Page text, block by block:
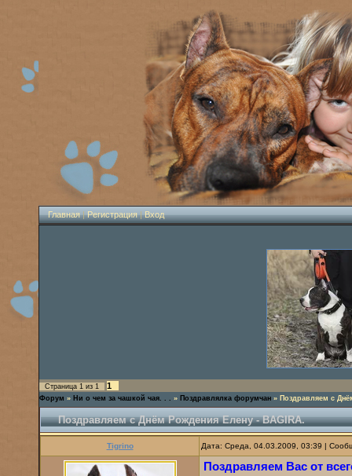
Главная|Регистрация|Вход
Страница 1 из 1 1
Форум » Ни о чем за чашкой чая. . . » Поздравлялка форумчан » Поздравляем с
Поздравляем с Днём Рождения Елену - BAGIRA.
Tigrino Дата: Среда, 04.03.2009, 03:39 |
Поздравляем Вас от